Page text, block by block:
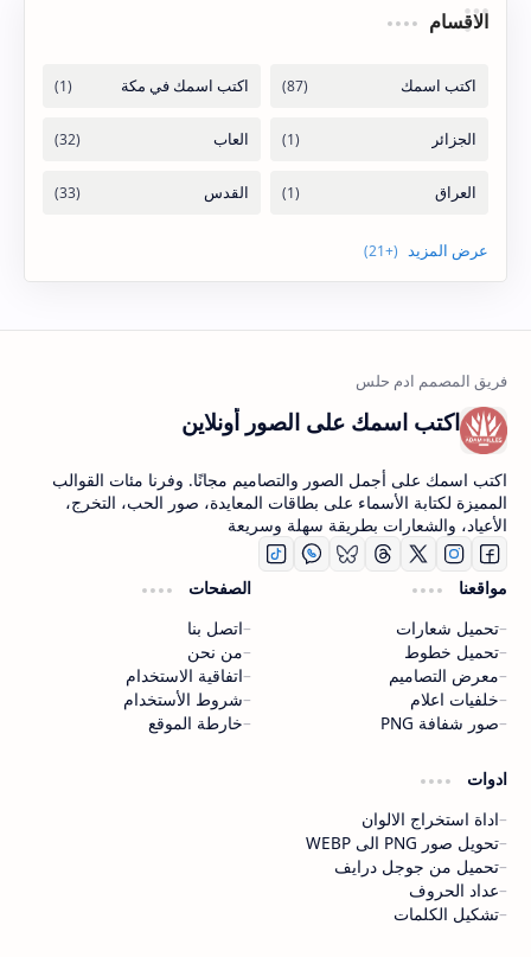
الاقسام
اكتب اسمك على الصور أونلاين
اكتب اسمك على أجمل الصور والتصاميم مجانًا. وفرنا مئات القوالب
المميزة لكتابة الأسماء على بطاقات المعايدة، صور الحب، التخرج،
الأعياد، والشعارات بطريقة سهلة وسريعة
مواقعنا
تحميل شعارات
تحميل خطوط
معرض التصاميم
خلفيات اعلام
صور شفافة PNG
الصفحات
اتصل بنا
من نحن
اتفاقية الاستخدام
شروط الأستخدام
خارطة الموقع
ادوات
اداة استخراج الالوان
تحويل صور PNG الى WEBP
تحميل من جوجل درايف
عداد الحروف
تشكيل الكلمات